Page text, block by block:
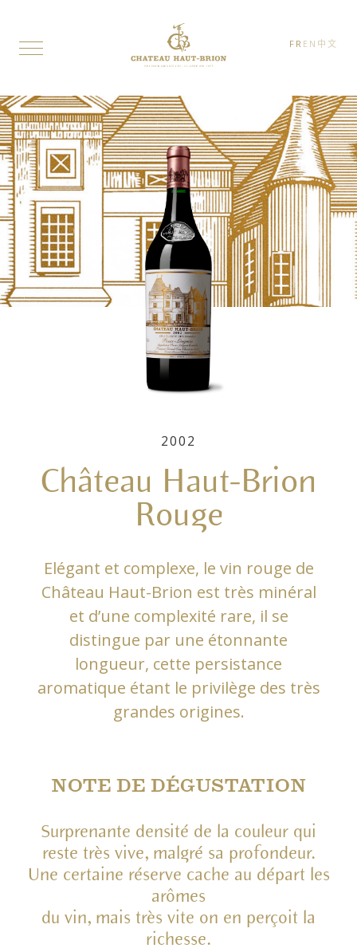
FR EN 中文
2002
Château Haut-Brion
Rouge
Elégant et complexe, le vin rouge de
Château Haut-Brion est très minéral
et d’une complexité rare, il se
distingue par une étonnante
longueur, cette persistance
aromatique étant le privilège des très
grandes origines.
NOTE DE DÉGUSTATION
Surprenante densité de la couleur qui
reste très vive, malgré sa profondeur.
Une certaine réserve cache au départ les
arômes
du vin, mais très vite on en perçoit la
richesse.